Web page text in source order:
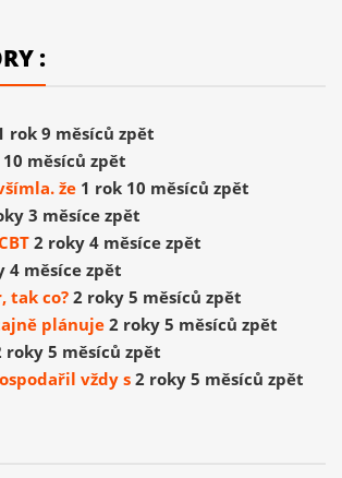
:
rok 9 měsíců zpět
měsíců zpět
že 1 rok 10 měsíců zpět
3 měsíce zpět
2 roky 4 měsíce zpět
4 měsíce zpět
tak co? 2 roky 5 měsíců zpět
plánuje 2 roky 5 měsíců zpět
roky 5 měsíců zpět
vždy s 2 roky 5 měsíců zpět